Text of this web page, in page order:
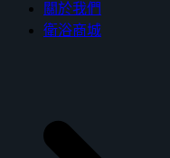
關於我們
衛浴商城